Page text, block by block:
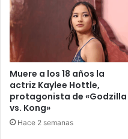
Muere a los 18 años la
actriz Kaylee Hottle,
protagonista de «Godzilla
vs. Kong»
Hace 2 semanas